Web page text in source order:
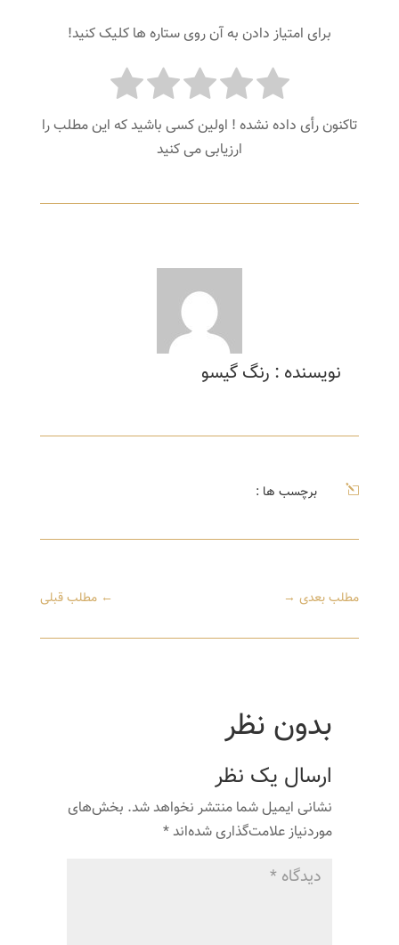
برای امتیاز دادن به آن روی ستاره ها کلیک کنید!
تاکنون رأی داده نشده ! اولین کسی باشید که این مطلب را
ارزیابی می کنید
نویسنده : رنگ گیسو
l برچسب ها :
←مطلب قبلی مطلب بعدی→
بدون نظر
ارسال یک نظر
نشانی ایمیل شما منتشر نخواهد شد. بخش‌های
موردنیاز علامت‌گذاری شده‌اند*